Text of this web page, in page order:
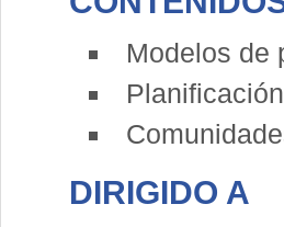
Modelos de
DIRIGIDO A